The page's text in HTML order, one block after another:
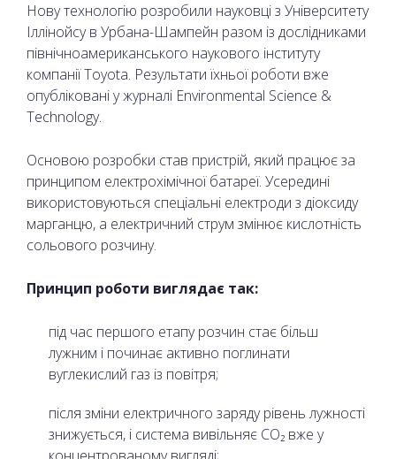
Нову технологію розробили науковці з Університету
Іллінойсу в Урбана-Шампейн разом із дослідниками
північноамериканського наукового інституту
компанії Toyota. Результати їхньої роботи вже
опубліковані у журналі Environmental Science &
Technology.
Основою розробки став пристрій, який працює за
принципом електрохімічної батареї. Усередині
використовуються спеціальні електроди з діоксиду
марганцю, а електричний струм змінює кислотність
сольового розчину.
Принцип роботи виглядає так:
під час першого етапу розчин стає більш
лужним і починає активно поглинати
вуглекислий газ із повітря;
після зміни електричного заряду рівень лужності
знижується, і система вивільняє CO₂ вже у